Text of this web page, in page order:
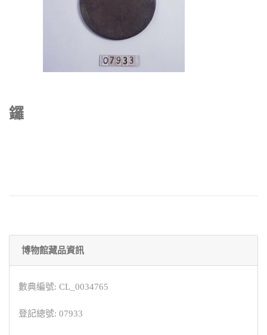
鑼
博物館藏品資訊
數典編號: CL_0034765
登記總號: 07933